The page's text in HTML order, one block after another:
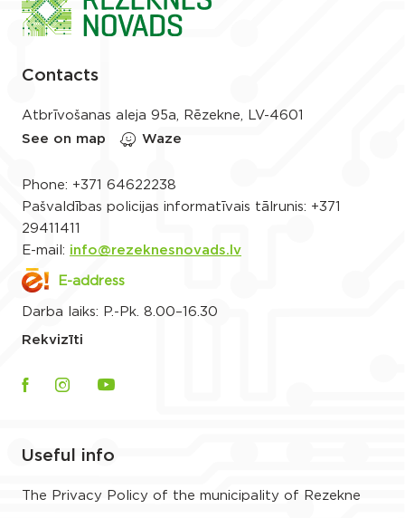
Contacts
Atbrīvošanas aleja 95a, Rēzekne, LV-4601
See on map
Waze
Phone: +371 64622238
Pašvaldības policijas informatīvais tālrunis: +371
29411411
E-mail: info@rezeknesnovads.lv
E-address
Darba laiks: P.-Pk. 8.00–16.30
Rekvizīti
Useful info
The Privacy Policy of the municipality of Rezekne